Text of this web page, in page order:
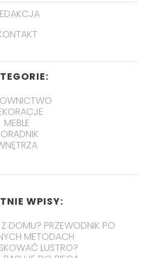
MEBLE
WPISY:
DOMU? PRZEWODNIK PO
METODACH
LUSTRO?